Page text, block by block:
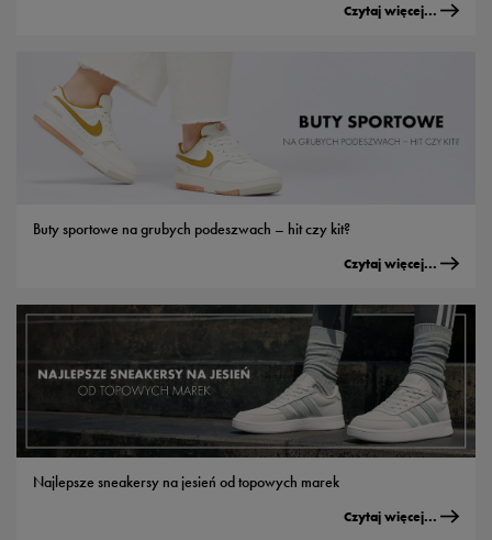
Czytaj więcej...
Buty sportowe na grubych podeszwach – hit czy kit?
Czytaj więcej...
Najlepsze sneakersy na jesień od topowych marek
Czytaj więcej...